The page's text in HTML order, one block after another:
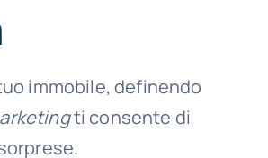
immobile, definendo
ti consente di